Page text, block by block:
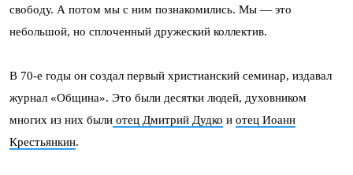
свободу. А потом мы с ним познакомились. Мы — это
небольшой, но сплоченный дружеский коллектив.
В 70-е годы он создал первый христианский семинар, издавал
журнал «Община». Это были десятки людей, духовником
многих из них были отец Дмитрий Дудко и отец Иоанн
Крестьянкин.